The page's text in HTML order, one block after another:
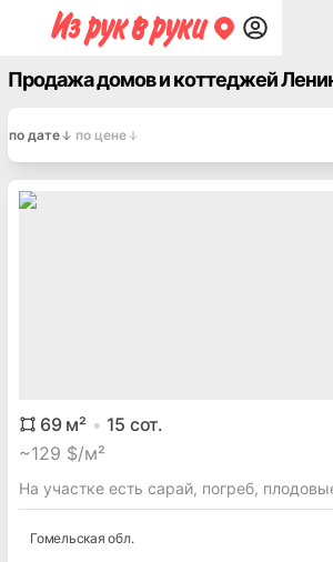
Продажа домов и коттеджей
по дате по цене
69м² 15 сот.
~129 $/м²
На участке есть сарай, погреб,
Гомельская обл.